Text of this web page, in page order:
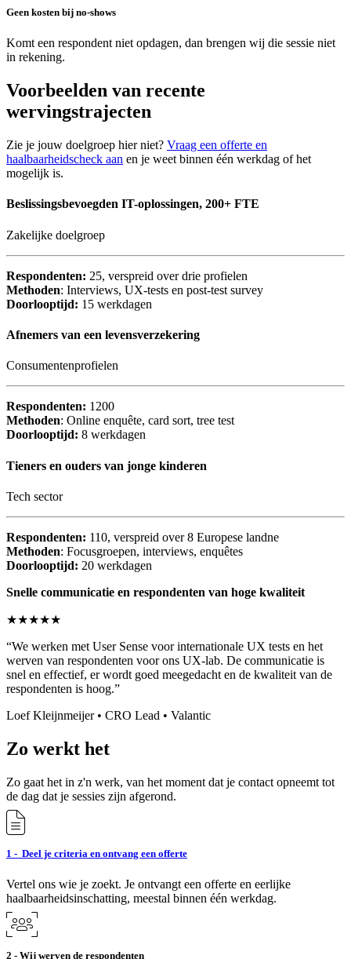
Geen kosten bij no-shows
Komt een respondent niet opdagen, dan brengen wij die sessie niet
in rekening.
Voorbeelden van recente
wervingstrajecten
Zie je jouw doelgroep hier niet? Vraag een offerte en
haalbaarheidscheck aan en je weet binnen één werkdag of het
mogelijk is.
Beslissingsbevoegden IT-oplossingen, 200+ FTE
Zakelijke doelgroep
Respondenten: 25, verspreid over drie profielen
Methoden: Interviews, UX-tests en post-test survey
Doorlooptijd: 15 werkdagen
Afnemers van een levensverzekering
Consumentenprofielen
Respondenten: 1200
Methoden: Online enquête, card sort, tree test
Doorlooptijd: 8 werkdagen
Tieners en ouders van jonge kinderen
Tech sector
Respondenten: 110, verspreid over 8 Europese landne
Methoden: Focusgroepen, interviews, enquêtes
Doorlooptijd: 20 werkdagen
Snelle communicatie en respondenten van hoge kwaliteit
★★★★★
“We werken met User Sense voor internationale UX tests en het
werven van respondenten voor ons UX-lab. De communicatie is
snel en effectief, er wordt goed meegedacht en de kwaliteit van de
respondenten is hoog.”
Loef Kleijnmeijer • CRO Lead • Valantic
Zo werkt het
Zo gaat het in z'n werk, van het moment dat je contact opneemt tot
de dag dat je sessies zijn afgerond.
1 - Deel je criteria en ontvang een offerte
Vertel ons wie je zoekt. Je ontvangt een offerte en eerlijke
haalbaarheidsinschatting, meestal binnen één werkdag.
2 - Wij werven de respondenten